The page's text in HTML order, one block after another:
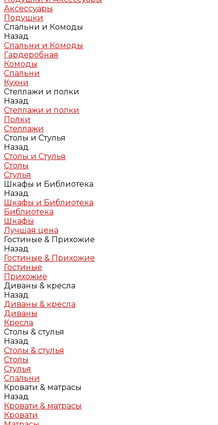
Аксессуары
Подушки
Спальни и Комоды
Назад
Спальни и Комоды
Гардеробная
Комоды
Спальни
Кухни
Стеллажи и полки
Назад
Стеллажи и полки
Полки
Стеллажи
Столы и Стулья
Назад
Столы и Стулья
Столы
Стулья
Шкафы и Библиотека
Назад
Шкафы и Библиотека
Библиотека
Шкафы
Лучшая цена
Гостиные & Прихожие
Назад
Гостиные & Прихожие
Гостиные
Прихожие
Диваны & кресла
Назад
Диваны & кресла
Диваны
Кресла
Столы & стулья
Назад
Столы & стулья
Столы
Стулья
Спальни
Кровати & матрасы
Назад
Кровати & матрасы
Кровати